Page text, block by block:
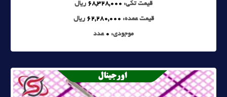
قیمت تکی: 68,328,000 ریال
قیمت عمده: 62,280,000 ریال
موجودی: 0 عدد